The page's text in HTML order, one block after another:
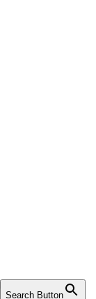
Search Button